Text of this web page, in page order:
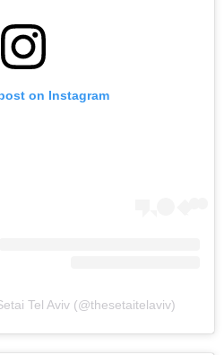
on Instagram
Tel Aviv (@thesetaitelaviv)